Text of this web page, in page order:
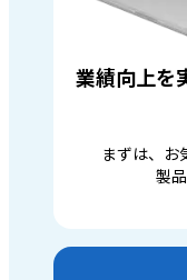
業績向上を
まずは、お
製